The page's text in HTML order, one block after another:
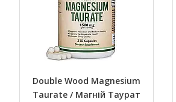
Double Wood Magnesium
Taurate / Магній Таурат